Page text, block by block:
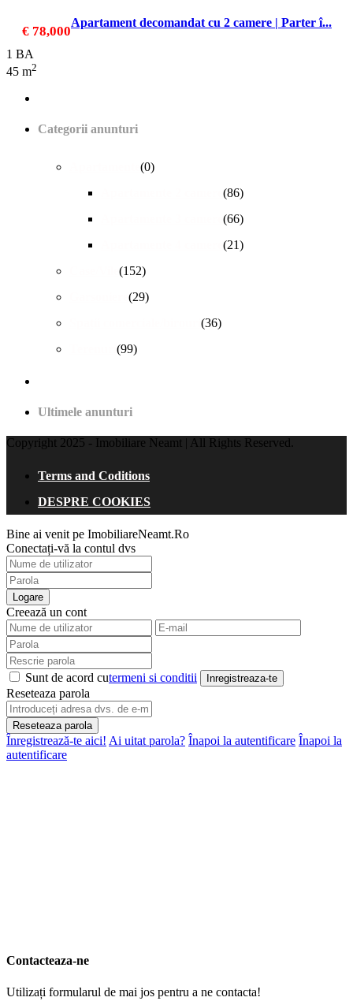
€ 78,000
Apartament decomandat cu 2 camere | Parter î...
1 BA
45 m2
Categorii anunturi
(0)
(86)
(66)
(21)
(152)
(29)
(36)
(99)
Ultimele anunturi
Copyright 2025 - Imobiliare Neamt | All Rights Reserved.
Terms and Coditions
DESPRE COOKIES
Bine ai venit pe ImobiliareNeamt.Ro
Conectați-vă la contul dvs
Logare
Creează un cont
Sunt de acord cutermeni si conditii Inregistreaza-te
Reseteaza parola
Reseteaza parola
Înregistrează-te aici! Ai uitat parola? Înapoi la autentificare Înapoi la
autentificare
Contacteaza-ne
Utilizați formularul de mai jos pentru a ne contacta!